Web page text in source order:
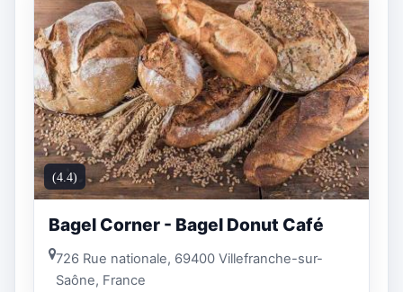
(4.4)
Bagel Corner - Bagel Donut Café
726 Rue nationale, 69400 Villefranche-sur-
Saône, France